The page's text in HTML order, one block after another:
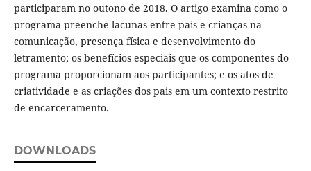
participaram no outono de 2018. O artigo examina como o
programa preenche lacunas entre pais e crianças na
comunicação, presença física e desenvolvimento do
letramento; os benefícios especiais que os componentes do
programa proporcionam aos participantes; e os atos de
criatividade e as criações dos pais em um contexto restrito
de encarceramento.
DOWNLOADS